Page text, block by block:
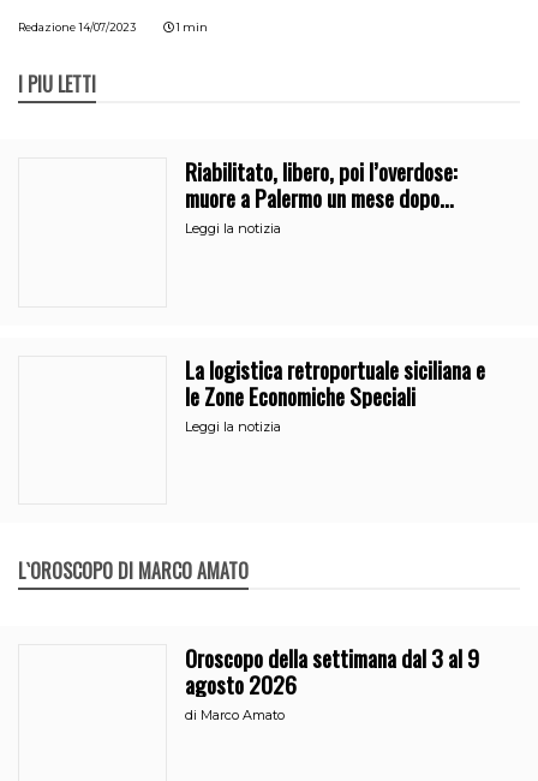
Redazione 14/07/2023 1 min
I PIÙ LETTI
Riabilitato, libero, poi l’overdose:
muore a Palermo un mese dopo
l’uscita dalla comunità
Leggi la notizia
La logistica retroportuale siciliana e
le Zone Economiche Speciali
Leggi la notizia
L`OROSCOPO DI MARCO AMATO
Oroscopo della settimana dal 3 al 9
agosto 2026
di Marco Amato